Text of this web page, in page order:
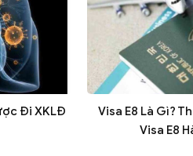
Đi XKLĐ
Visa E8 Là Gì?
Visa E8